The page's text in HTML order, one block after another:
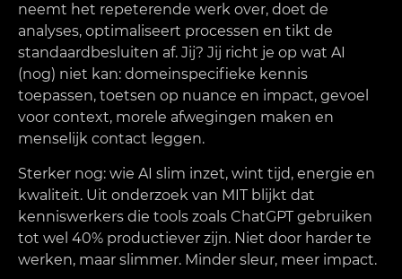
neemt het repeterende werk over, doet de
analyses, optimaliseert processen en tikt de
standaardbesluiten af. Jij? Jij richt je op wat AI
(nog) niet kan: domeinspecifieke kennis
toepassen, toetsen op nuance en impact, gevoel
voor context, morele afwegingen maken en
menselijk contact leggen.
Sterker nog: wie AI slim inzet, wint tijd, energie en
kwaliteit. Uit onderzoek van MIT blijkt dat
kenniswerkers die tools zoals ChatGPT gebruiken
tot wel 40% productiever zijn. Niet door harder te
werken, maar slimmer. Minder sleur, meer impact.